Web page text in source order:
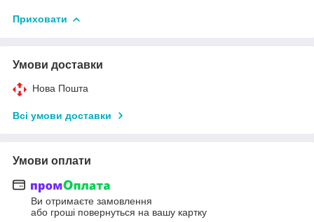
Приховати
Умови доставки
Нова Пошта
Всі умови доставки
Умови оплати
Ви отримаєте замовлення
або гроші повернуться на вашу картку